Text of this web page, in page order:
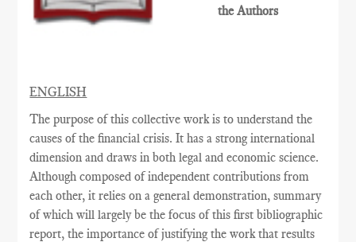
the Authors
ENGLISH
The purpose of this collective work is to understand the
causes of the financial crisis. It has a strong international
dimension and draws in both legal and economic science.
Although composed of independent contributions from
each other, it relies on a general demonstration, summary
of which will largely be the focus of this first bibliographic
report, the importance of justifying the work that results